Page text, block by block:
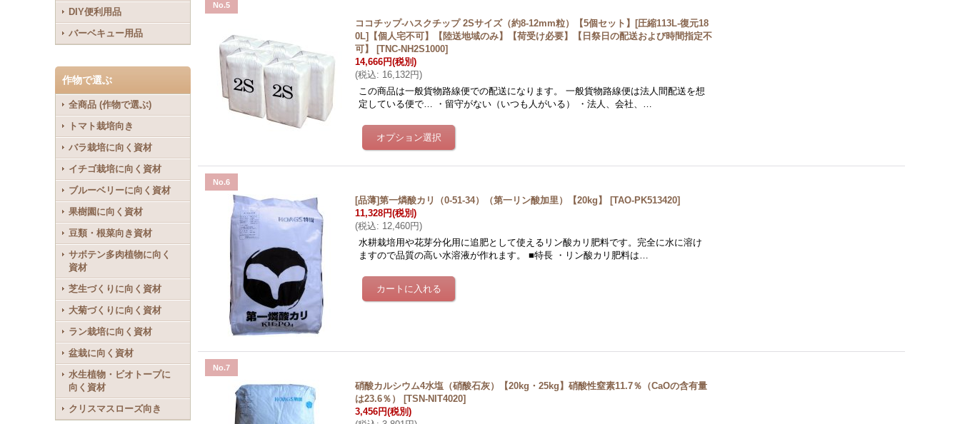
DIY便利用品
バーベキュー用品
作物で選ぶ
全商品 (作物で選ぶ)
トマト栽培向き
バラ栽培に向く資材
イチゴ栽培に向く資材
ブルーベリーに向く資材
果樹園に向く資材
豆類・根菜向き資材
サボテン多肉植物に向く
資材
芝生づくりに向く資材
大菊づくりに向く資材
ラン栽培に向く資材
盆栽に向く資材
水生植物・ビオトープに
向く資材
クリスマスローズ向き
No.5
ココチップ-ハスクチップ 2Sサイズ（約8-12mm粒）【5個セット】[圧縮113L-復元18
0L]【個人宅不可】【陸送地域のみ】【荷受け必要】【日祭日の配送および時間指定不
可】
[TNC-NH2S1000]
14,666円(税別)
(税込: 16,132円)
この商品は一般貨物路線便での配送になります。 一般貨物路線便は法人間配送を想
定している便で… ・留守がない（いつも人がいる） ・法人、会社、…
No.6
[品薄]第一燐酸カリ（0-51-34）（第一リン酸加里）【20kg】 [TAO-PK513420]
11,328円(税別)
(税込: 12,460円)
水耕栽培用や花芽分化用に追肥として使えるリン酸カリ肥料です。完全に水に溶け
ますので品質の高い水溶液が作れます。 ■特長 ・リン酸カリ肥料は…
No.7
硝酸カルシウム4水塩（硝酸石灰）【20kg・25kg】硝酸性窒素11.7％（CaOの含有量
は23.6％）
[TSN-NIT4020]
3,456円(税別)